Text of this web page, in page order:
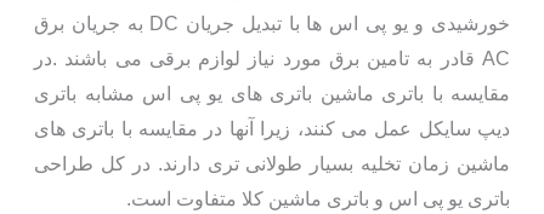
خورشیدی و یو پی اس ها با تبدیل جریان DC به جریان برق
AC قادر به تامین برق مورد نیاز لوازم برقی می باشند .در
مقایسه با باتری ماشین باتری های یو پی اس مشابه باتری
دیپ سایکل عمل می کنند، زیرا آنها در مقایسه با باتری های
ماشین زمان تخلیه بسیار طولانی تری دارند. در کل طراحی
باتری یو پی اس و باتری ماشین کلا متفاوت است.